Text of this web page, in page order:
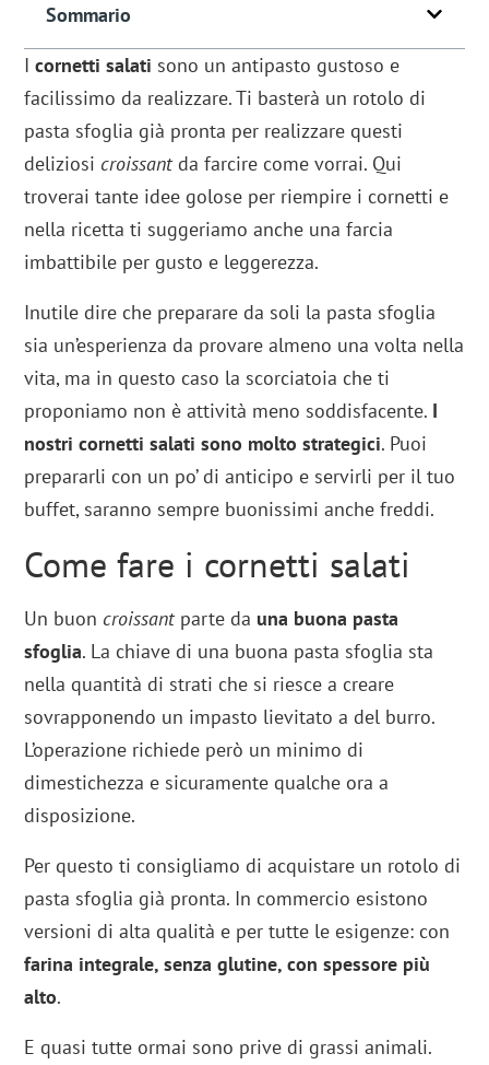
Sommario
Icornetti salati sono un antipasto gustoso e
facilissimo da realizzare. Ti basterà un rotolo di
pasta sfoglia già pronta per realizzare questi
deliziosi croissantda farcire come vorrai. Qui
troverai tante idee golose per riempire i cornetti e
nella ricetta ti suggeriamo anche una farcia
imbattibile per gusto e leggerezza.
Inutile dire che preparare da soli la pasta sfoglia
sia un’esperienza da provare almeno una volta nella
vita, ma in questo caso la scorciatoia che ti
proponiamo non è attività meno soddisfacente. I
nostri cornetti salati sono molto strategici. Puoi
prepararli con un po’ di anticipo e servirli per il tuo
buffet, saranno sempre buonissimi anche freddi.
Come fare i cornetti salati
Un buon croissantparte da una buona pasta
sfoglia. La chiave di una buona pasta sfoglia sta
nella quantità di strati che si riesce a creare
sovrapponendo un impasto lievitato a del burro.
L’operazione richiede però un minimo di
dimestichezza e sicuramente qualche ora a
disposizione.
Per questo ti consigliamo di acquistare un rotolo di
pasta sfoglia già pronta. In commercio esistono
versioni di alta qualità e per tutte le esigenze: con
farina integrale, senza glutine, con spessore più
alto.
E quasi tutte ormai sono prive di grassi animali.